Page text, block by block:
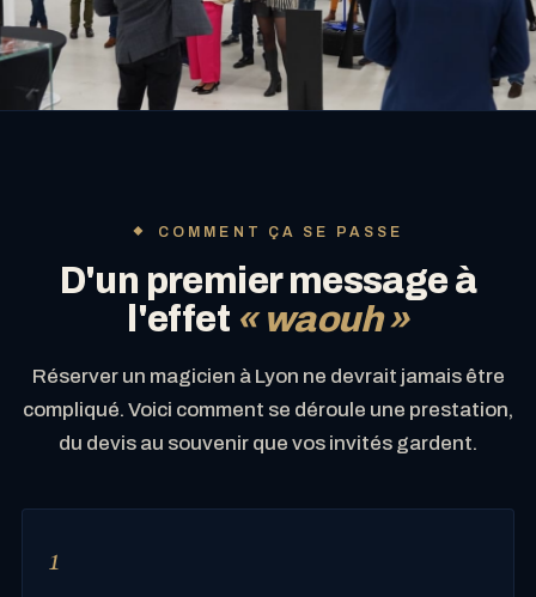
COMMENT ÇA SE PASSE
D'un premier message à
l'effet « waouh »
Réserver un magicien à Lyon ne devrait jamais être
compliqué. Voici comment se déroule une prestation,
du devis au souvenir que vos invités gardent.